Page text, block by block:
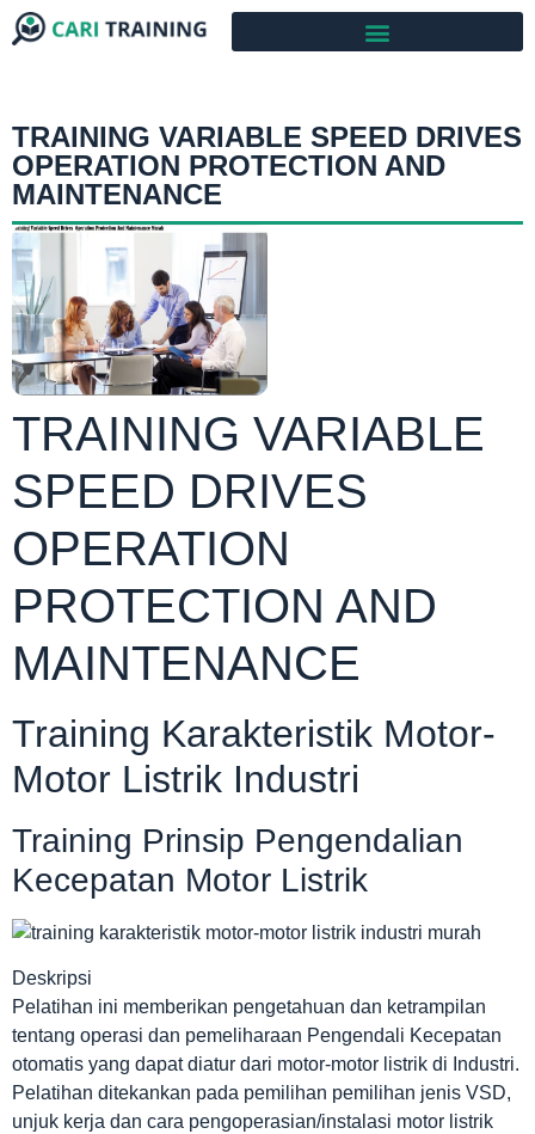
TRAINING VARIABLE SPEED DRIVES
OPERATION PROTECTION AND
MAINTENANCE
TRAINING VARIABLE
SPEED DRIVES
OPERATION
PROTECTION AND
MAINTENANCE
Training Karakteristik Motor-
Motor Listrik Industri
Training Prinsip Pengendalian
Kecepatan Motor Listrik
Deskripsi
Pelatihan ini memberikan pengetahuan dan ketrampilan
tentang operasi dan pemeliharaan Pengendali Kecepatan
otomatis yang dapat diatur dari motor-motor listrik di Industri.
Pelatihan ditekankan pada pemilihan pemilihan jenis VSD,
unjuk kerja dan cara pengoperasian/instalasi motor listrik